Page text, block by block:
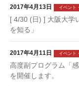
2017年4月13日 イベント
[ 4/30 (日) ] 大阪大学
を知る」
2017年4月11日 イベント
高度副プログラム「
を開催します。